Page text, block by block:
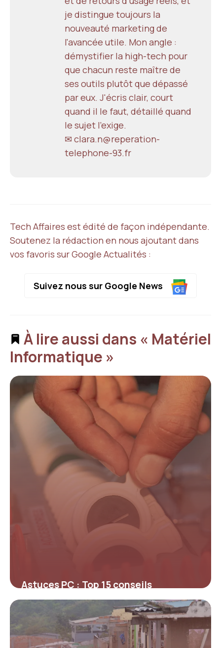
je distingue toujours la
nouveauté marketing de
l'avancée utile. Mon angle :
démystifier la high-tech pour
que chacun reste maître de
ses outils plutôt que dépassé
par eux. J'écris clair, court
quand il le faut, détaillé quand
le sujet l'exige.
✉ clara.n@reperation-
telephone-93.fr
Tech Affaires est édité de façon indépendante.
Soutenez la rédaction en nous ajoutant dans
vos favoris sur Google Actualités :
Suivez nous sur Google News
À lire aussi dans « Matériel
Informatique »
Astuces PC : Top 15 conseils
optimisation
14 mai 2026